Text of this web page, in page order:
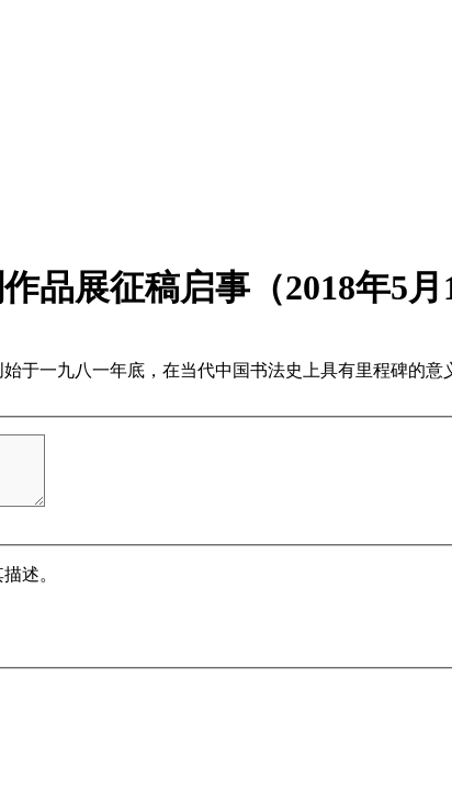
品展征稿启事（2018年5月
于一九八一年底，在当代中国书法史上具有里程碑的
述。